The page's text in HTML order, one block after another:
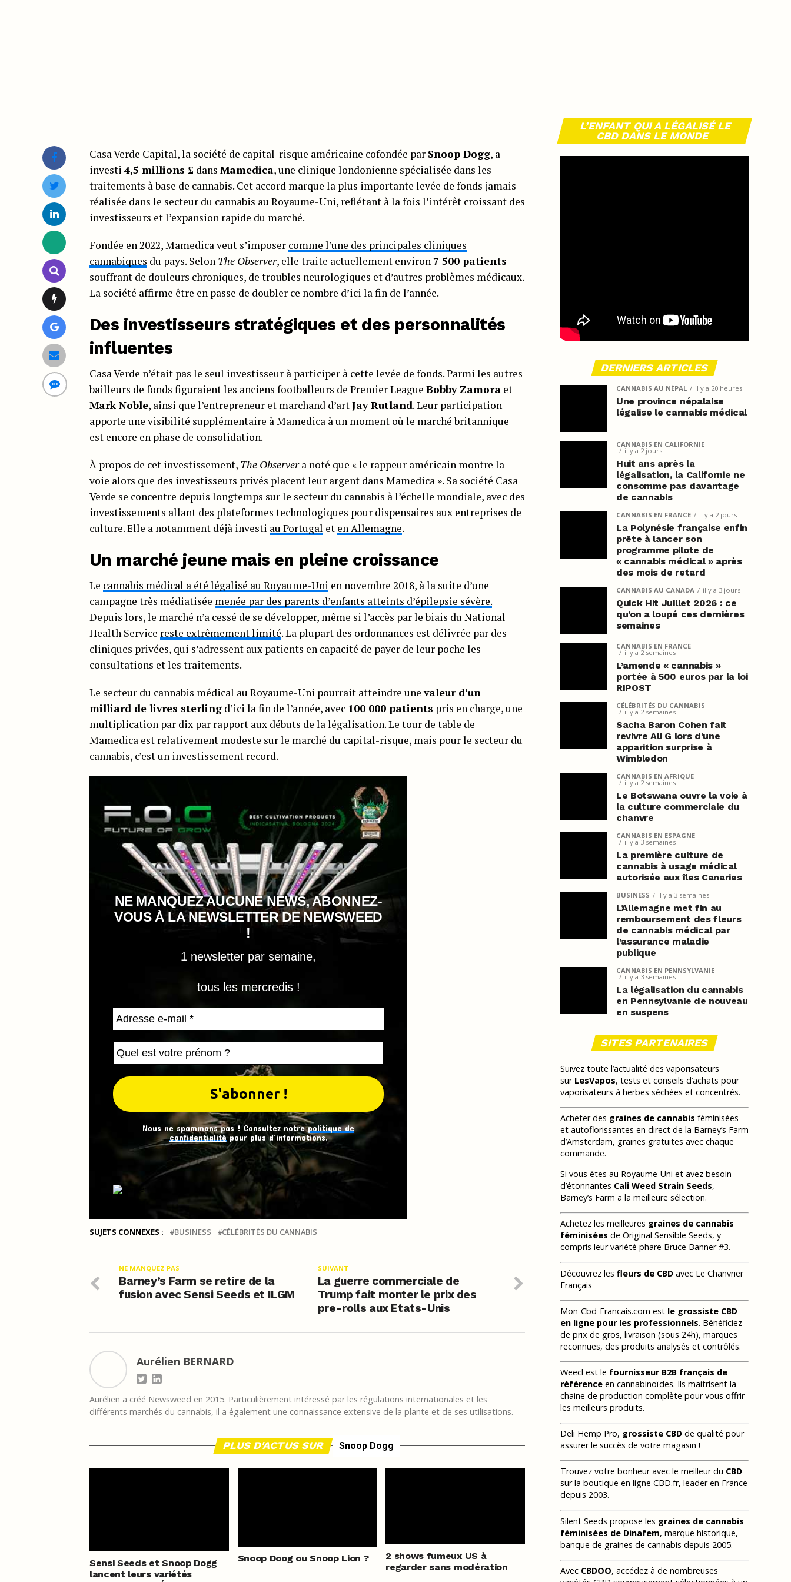
Casa Verde Capital, la société de capital-risque américaine cofondée par Snoop Dogg, a
investi 4,5 millions £ dans Mamedica, une clinique londonienne spécialisée dans les
traitements à base de cannabis. Cet accord marque la plus importante levée de fonds jamais
réalisée dans le secteur du cannabis au Royaume-Uni, reflétant à la fois l’intérêt croissant des
investisseurs et l’expansion rapide du marché.
Fondée en 2022, Mamedica veut s’imposer comme l’une des principales cliniques
cannabiques du pays. Selon The Observer, elle traite actuellement environ 7 500 patients
souffrant de douleurs chroniques, de troubles neurologiques et d’autres problèmes médicaux.
La société affirme être en passe de doubler ce nombre d’ici la fin de l’année.
Des investisseurs stratégiques et des personnalités
influentes
Casa Verde n’était pas le seul investisseur à participer à cette levée de fonds. Parmi les autres
bailleurs de fonds figuraient les anciens footballeurs de Premier League Bobby Zamora et
Mark Noble, ainsi que l’entrepreneur et marchand d’artJay Rutland. Leur participation
apporte une visibilité supplémentaire à Mamedica à un moment où le marché britannique
est encore en phase de consolidation.
À propos de cet investissement, The Observera noté que « le rappeur américain montre la
voie alors que des investisseurs privés placent leur argent dans Mamedica ». Sa société Casa
Verde se concentre depuis longtemps sur le secteur du cannabis à l’échelle mondiale, avec des
investissements allant des plateformes technologiques pour dispensaires aux entreprises de
culture. Elle a notamment déjà investi au Portugal et en Allemagne.
Un marché jeune mais en pleine croissance
Le cannabis médical a été légalisé au Royaume-Uni en novembre 2018, à la suite d’une
campagne très médiatisée menée par des parents d’enfants atteints d’épilepsie sévère.
Depuis lors, le marché n’a cessé de se développer, même si l’accès par le biais du National
Health Service reste extrêmement limité. La plupart des ordonnances est délivrée par des
cliniques privées, qui s’adressent aux patients en capacité de payer de leur poche les
consultations et les traitements.
Le secteur du cannabis médical au Royaume-Uni pourrait atteindre unevaleur d’un
milliard de livres sterling d’ici la fin de l’année, avec 100 000 patients pris en charge, une
multiplication par dix par rapport aux débuts de la légalisation. Le tour de table de
Mamedica est relativement modeste sur le marché du capital-risque, mais pour le secteur du
cannabis, c’est un investissement record.
NE MANQUEZ AUCUNE NEWS, ABONNEZ-
VOUS À LA NEWSLETTER DE NEWSWEED
!
1 newsletter par semaine,
tous les mercredis !
Nous ne spammons pas ! Consultez notrepolitique de
confidentialitépour plus d’informations.
SUJETS CONNEXES : BUSINESS CÉLÉBRITÉS DU CANNABIS
SUIVANT
La guerre commerciale de
Trump fait monter le prix des
pre-rolls aux Etats-Unis
NE MANQUEZ PAS
Barney’s Farm se retire de la
fusion avec Sensi Seeds et ILGM
Aurélien BERNARD
Aurélien a créé Newsweed en 2015. Particulièrement intéressé par les régulations internationales et les
différents marchés du cannabis, il a également une connaissance extensive de la plante et de ses utilisations.
PLUS D'ACTUS SUR Snoop Dogg
Sensi Seeds et Snoop Dogg
lancent leurs variétés
Snoop Doog ou Snoop Lion ?
2 shows fumeux US à
regarder sans modération
L’ENFANT QUI A LÉGALISÉ LE
CBD DANS LE MONDE
DERNIERS ARTICLES
CANNABIS AU NÉPAL il y a 20 heures
Une province népalaise
légalise le cannabis médical
CANNABIS EN CALIFORNIE
il y a 2 jours
Huit ans après la
légalisation, la Californie ne
consomme pas davantage
de cannabis
CANNABIS EN FRANCE il y a 2 jours
La Polynésie française enfin
prête à lancer son
programme pilote de
« cannabis médical » après
des mois de retard
CANNABIS AU CANADA il y a 3 jours
Quick Hit Juillet 2026 : ce
qu’on a loupé ces dernières
semaines
CANNABIS EN FRANCE
il y a 2 semaines
L’amende « cannabis »
portée à 500 euros par la loi
RIPOST
CÉLÉBRITÉS DU CANNABIS
il y a 2 semaines
Sacha Baron Cohen fait
revivre Ali G lors d’une
apparition surprise à
Wimbledon
CANNABIS EN AFRIQUE
il y a 2 semaines
Le Botswana ouvre la voie à
la culture commerciale du
chanvre
CANNABIS EN ESPAGNE
il y a 3 semaines
La première culture de
cannabis à usage médical
autorisée aux îles Canaries
BUSINESS il y a 3 semaines
L’Allemagne met fin au
remboursement des fleurs
de cannabis médical par
l’assurance maladie
publique
CANNABIS EN PENNSYLVANIE
il y a 3 semaines
La légalisation du cannabis
en Pennsylvanie de nouveau
en suspens
SITES PARTENAIRES
Suivez toute l’actualité des vaporisateurs
sur LesVapos, tests et conseils d’achats pour
vaporisateurs à herbes séchées et concentrés.
Acheter des graines de cannabis féminisées
et autoflorissantes en direct de la Barney’s Farm
d’Amsterdam, graines gratuites avec chaque
commande.
Si vous êtes au Royaume-Uni et avez besoin
d’étonnantes Cali Weed Strain Seeds,
Barney’s Farm a la meilleure sélection.
Achetez les meilleures graines de cannabis
féminisées de Original Sensible Seeds, y
compris leur variété phare Bruce Banner #3.
Découvrez les fleurs de CBD avec Le Chanvrier
Français
Mon-Cbd-Francais.com est le grossiste CBD
en ligne pour les professionnels. Bénéficiez
de prix de gros, livraison (sous 24h), marques
reconnues, des produits analysés et contrôlés.
Weecl est le fournisseur B2B français de
référence en cannabinoïdes. Ils maitrisent la
chaine de production complète pour vous offrir
les meilleurs produits.
Deli Hemp Pro, grossiste CBD de qualité pour
assurer le succès de votre magasin !
Trouvez votre bonheur avec le meilleur du CBD
sur la boutique en ligne CBD.fr, leader en France
depuis 2003.
Silent Seeds propose les graines de cannabis
féminisées de Dinafem, marque historique,
banque de graines de cannabis depuis 2005.
Avec CBDOO, accédez à de nombreuses